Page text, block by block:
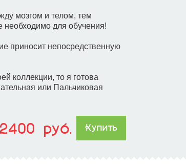
мозгом и телом, тем
необходимо для обучения!
приносит непосредственную
коллекции, то я готова
или Пальчиковая
2400 руб. Купить